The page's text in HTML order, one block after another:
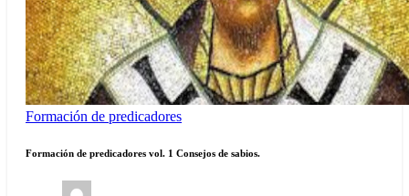
Formación de predicadores
Formación de predicadores vol. 1 Consejos de sabios.